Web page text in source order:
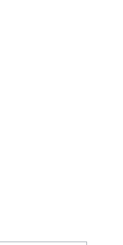
zurzeit nicht verfügbar.)